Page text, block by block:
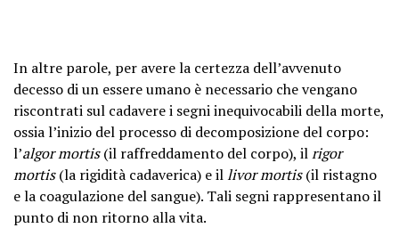
In altre parole, per avere la certezza dell’avvenuto
decesso di un essere umano è necessario che vengano
riscontrati sul cadavere i segni inequivocabili della morte,
ossia l’inizio del processo di decomposizione del corpo:
l’algor mortis(il raffreddamento del corpo), ilrigor
mortis(la rigidità cadaverica) e illivor mortis(il ristagno
e la coagulazione del sangue). Tali segni rappresentano il
punto di non ritorno alla vita.